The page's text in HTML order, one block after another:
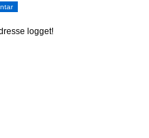
logget!